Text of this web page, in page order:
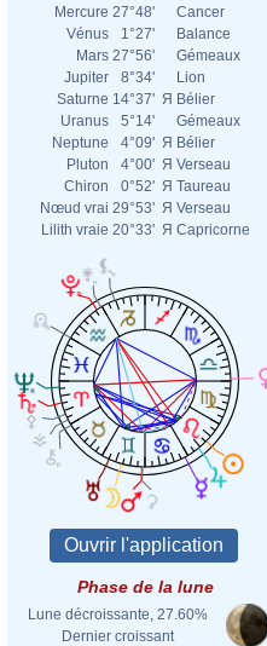
Mercure 27°48'
Cancer
Vénus
1°27'
Balance
Mars 27°56'
Gémeaux
Jupiter
8°34'
Lion
Saturne 14°37' Я Bélier
Uranus
5°14'
Gémeaux
Neptune
4°09' Я Bélier
Pluton
4°00' Я Verseau
Chiron
0°52' Я Taureau
Nœud vrai 29°53' Я Verseau
Lilith vraie 20°33' Я Capricorne
Phase de la lune
Lune décroissante, 27.60%
Dernier croissant